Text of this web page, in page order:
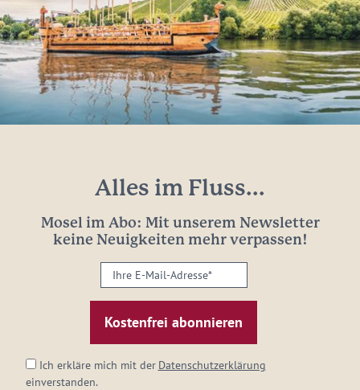
Alles im Fluss...
Mosel im Abo: Mit unserem Newsletter
keine Neuigkeiten mehr verpassen!
Ihre
E-
Mail-
Adresse:
Ich erkläre mich mit der Datenschutzerklärung
einverstanden.